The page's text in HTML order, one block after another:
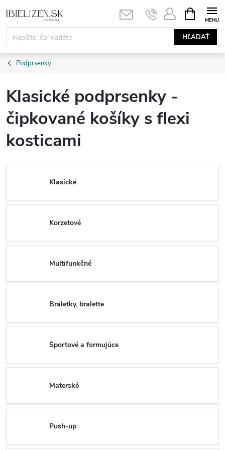
na
obsah
HĽADAŤ
KOŠÍK
Podprsenky
Klasické podprsenky -
čipkované košíky s flexi
kosticami
Klasické
Korzetové
Multifunkčné
Braletky, bralette
Športové a formujúce
Materské
Push-up